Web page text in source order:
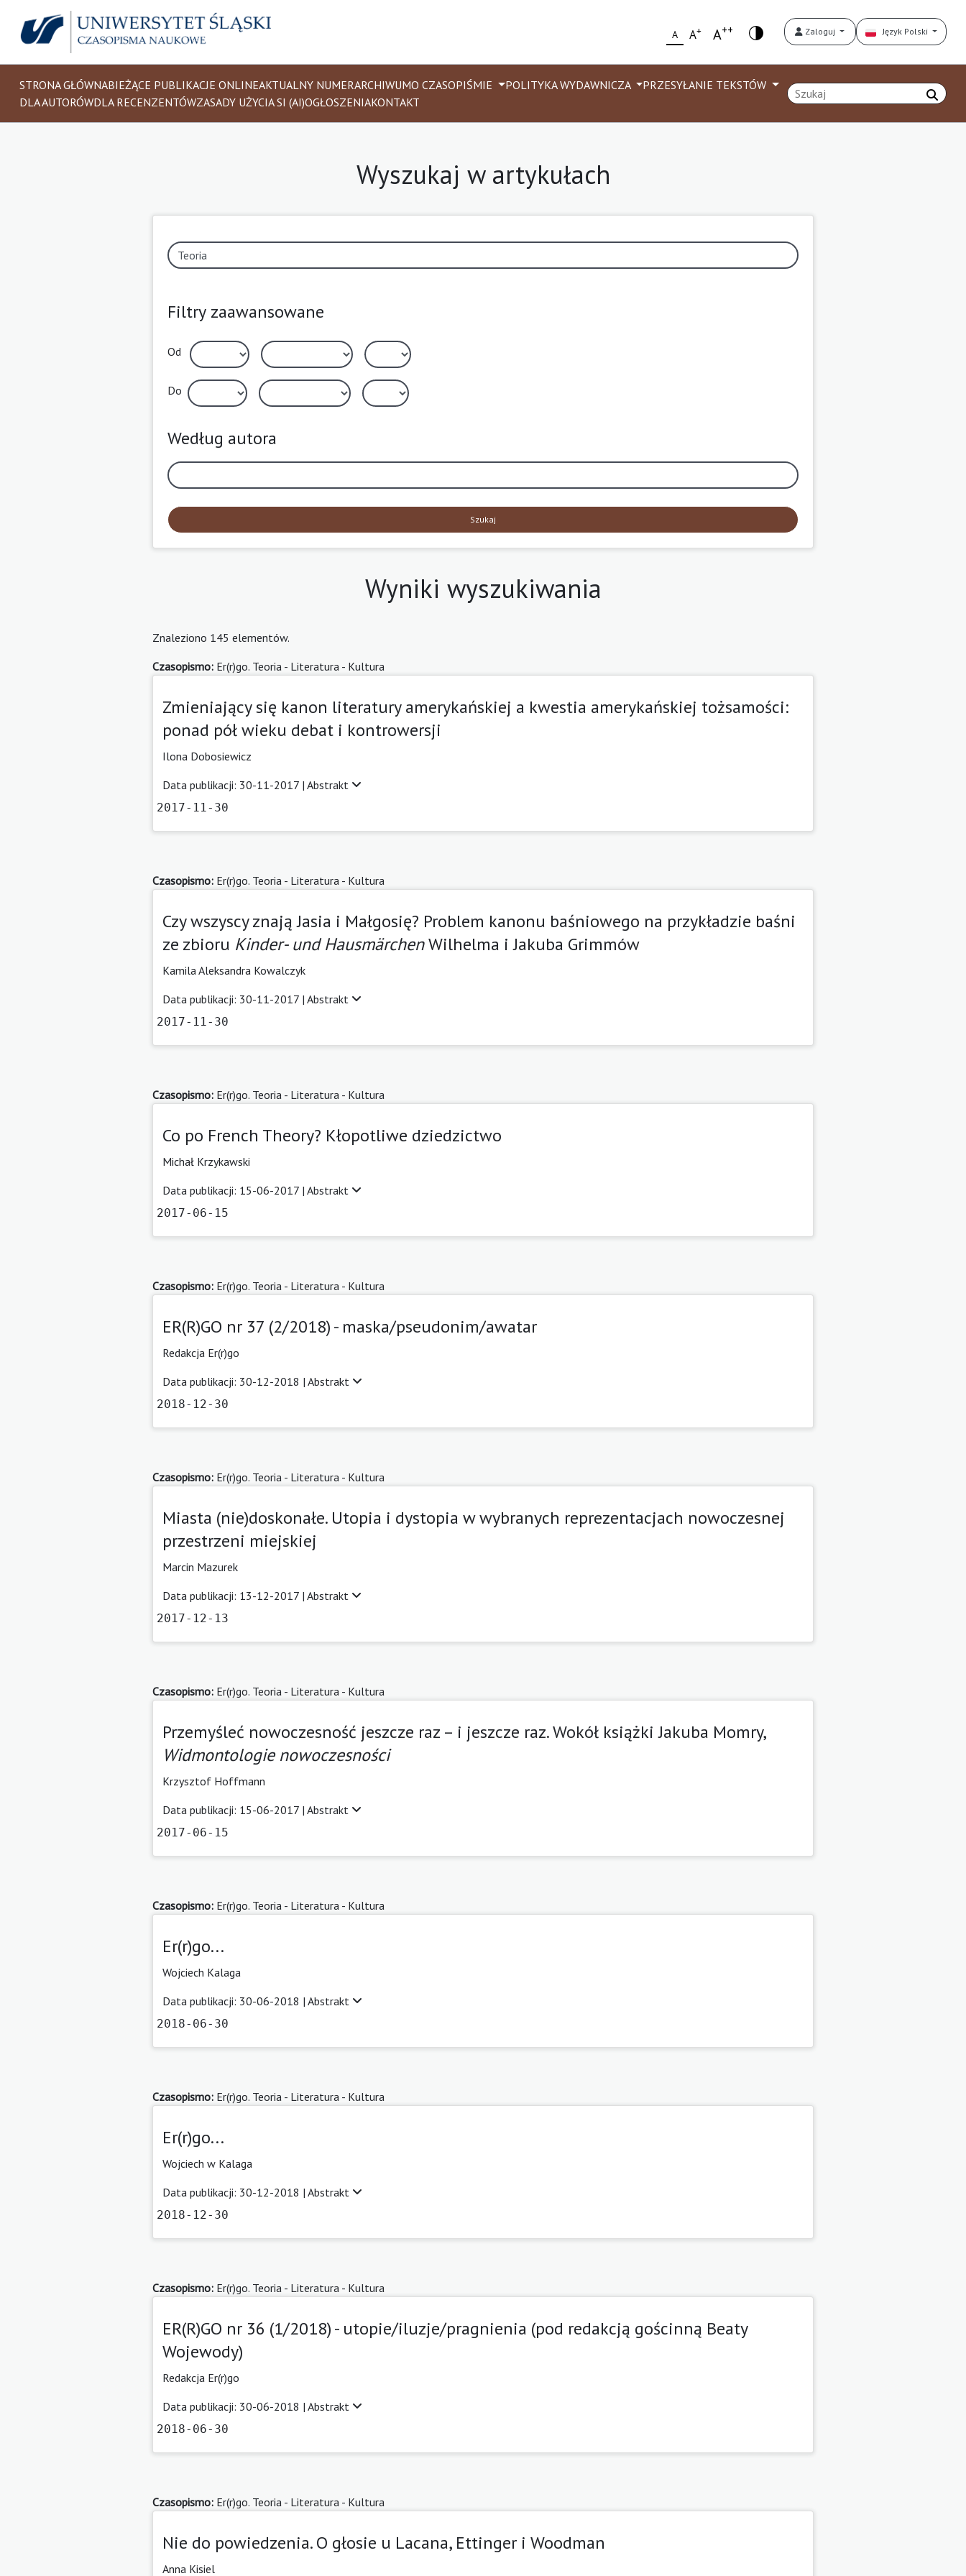
A A+ A++ Zaloguj Język Polski
STRONA GŁÓWNABIEŻĄCE PUBLIKACJE ONLINEAKTUALNY NUMERARCHIWUMO CZASOPIŚMIE POLITYKA WYDAWNICZA
PRZESYŁANIE TEKSTÓW
DLA AUTORÓWDLA RECENZENTÓWZASADY UŻYCIA SI (AI)OGŁOSZENIAKONTAKT
Wyszukaj w artykułach
Filtry zaawansowane
Od
Do
Według autora
Szukaj
Wyniki wyszukiwania
Znaleziono 145 elementów.
Czasopismo: Er(r)go. Teoria - Literatura - Kultura
Zmieniający się kanon literatury amerykańskiej a kwestia amerykańskiej tożsamości:
ponad pół wieku debat i kontrowersji
Ilona Dobosiewicz
Data publikacji: 30-11-2017 | Abstrakt
2017-11-30
Czasopismo: Er(r)go. Teoria - Literatura - Kultura
Czy wszyscy znają Jasia i Małgosię? Problem kanonu baśniowego na przykładzie baśni
ze zbioru Kinder- und HausmärchenWilhelma i Jakuba Grimmów
Kamila Aleksandra Kowalczyk
Data publikacji: 30-11-2017 | Abstrakt
2017-11-30
Czasopismo: Er(r)go. Teoria - Literatura - Kultura
Co po French Theory? Kłopotliwe dziedzictwo
Michał Krzykawski
Data publikacji: 15-06-2017 | Abstrakt
2017-06-15
Czasopismo: Er(r)go. Teoria - Literatura - Kultura
ER(R)GO nr 37 (2/2018) - maska/pseudonim/awatar
Redakcja Er(r)go
Data publikacji: 30-12-2018 | Abstrakt
2018-12-30
Czasopismo: Er(r)go. Teoria - Literatura - Kultura
Miasta (nie)doskonałe. Utopia i dystopia w wybranych reprezentacjach nowoczesnej
przestrzeni miejskiej
Marcin Mazurek
Data publikacji: 13-12-2017 | Abstrakt
2017-12-13
Czasopismo: Er(r)go. Teoria - Literatura - Kultura
Przemyśleć nowoczesność jeszcze raz – i jeszcze raz. Wokół książki Jakuba Momry,
Widmontologie nowoczesności
Krzysztof Hoffmann
Data publikacji: 15-06-2017 | Abstrakt
2017-06-15
Czasopismo: Er(r)go. Teoria - Literatura - Kultura
Er(r)go...
Wojciech Kalaga
Data publikacji: 30-06-2018 | Abstrakt
2018-06-30
Czasopismo: Er(r)go. Teoria - Literatura - Kultura
Er(r)go...
Wojciech w Kalaga
Data publikacji: 30-12-2018 | Abstrakt
2018-12-30
Czasopismo: Er(r)go. Teoria - Literatura - Kultura
ER(R)GO nr 36 (1/2018) - utopie/iluzje/pragnienia (pod redakcją gościnną Beaty
Wojewody)
Redakcja Er(r)go
Data publikacji: 30-06-2018 | Abstrakt
2018-06-30
Czasopismo: Er(r)go. Teoria - Literatura - Kultura
Nie do powiedzenia. O głosie u Lacana, Ettinger i Woodman
Anna Kisiel